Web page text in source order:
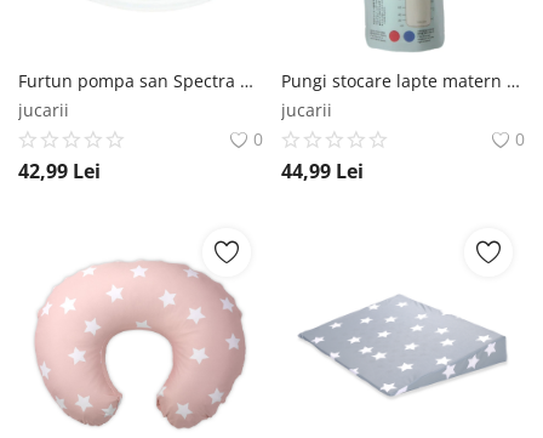
Furtun pompa san Spectra Spectra
jucarii
0
42,99 Lei
Pungi stocare lapte matern cu fermoar Spectra, 30 buc Spectra
jucarii
0
44,99 Lei